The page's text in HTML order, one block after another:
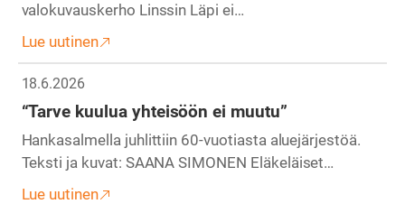
valokuvauskerho Linssin Läpi ei…
Lue uutinen
18.6.2026
“Tarve kuulua yhteisöön ei muutu”
Hankasalmella juhlittiin 60-vuotiasta aluejärjestöä.
Teksti ja kuvat: SAANA SIMONEN Eläkeläiset…
Lue uutinen